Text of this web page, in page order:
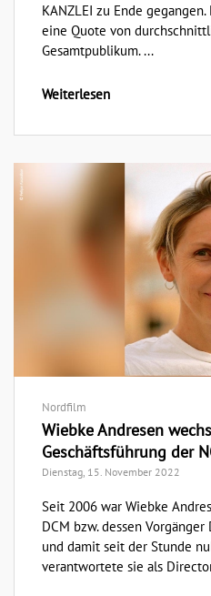
KANZLEI zu Ende
eine Quote von
Gesamtpublikum. ...
Weiterlesen
Nordfilm
Wiebke Andresen
Geschäftsführung der
Dienstag, 15. November 2022
Seit 2006 war Wiebke
DCM bzw. dessen
und damit seit der Stunde
verantwortete sie als